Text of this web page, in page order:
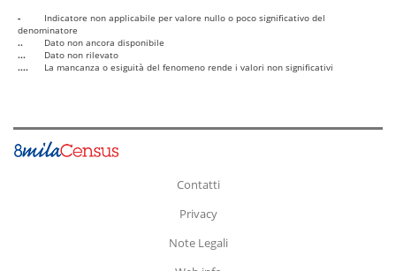
-
Indicatore non applicabile per valore nullo o poco significativo del
denominatore
..
Dato non ancora disponibile
...
Dato non rilevato
....
La mancanza o esiguità del fenomeno rende i valori non significativi
Contatti
Privacy
Note Legali